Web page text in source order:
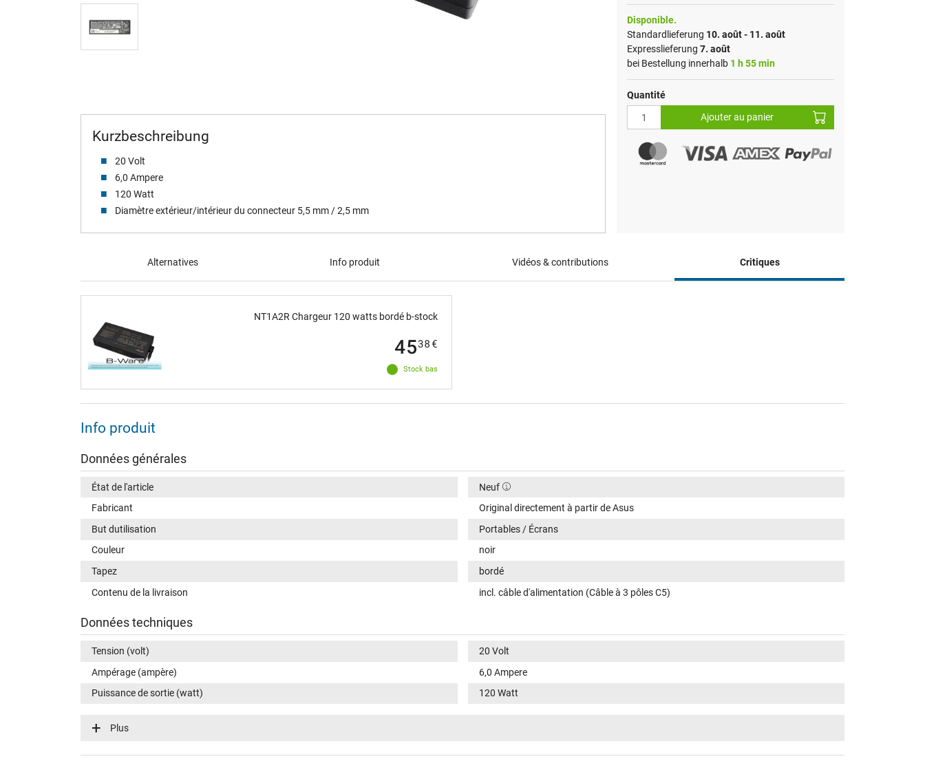
Kurzbeschreibung
20 Volt
6,0 Ampere
120 Watt
Diamètre extérieur/intérieur du connecteur 5,5 mm / 2,5 mm
Disponible.
Standardlieferung 10. août - 11. août
Expresslieferung 7. août
bei Bestellung innerhalb 1 h 55 min
Quantité
Ajouter au panier
Alternatives Info produit Vidéos & contributions Critiques
NT1A2R Chargeur 120 watts bordé b-stock
Stock bas
4538 €
Info produit
Données générales
État de l'article
Neuf
Fabricant
Original directement à partir de Asus
But dutilisation
Portables / Écrans
Couleur
noir
Tapez
bordé
Contenu de la livraison
incl. câble d'alimentation (Câble à 3 pôles C5)
Données techniques
Tension (volt)
20 Volt
Ampérage (ampère)
6,0 Ampere
Puissance de sortie (watt)
120 Watt
Tension dentrée (volt)
Efficience énergétique
VI
Plus